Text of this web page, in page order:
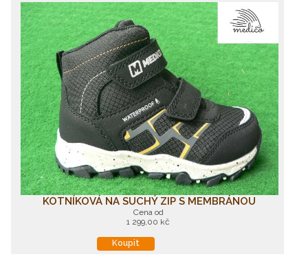
KOTNÍKOVÁ NA SUCHÝ ZIP S MEMBRÁNOU
Cena od
1 299,00 kč
Koupit